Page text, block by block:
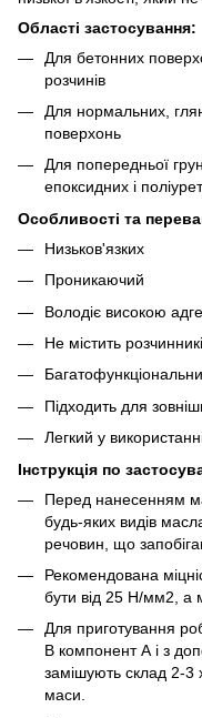
Області застосування:
Для бетонних
розчинів
Для нормальних,
поверхонь
Для попередньої
епоксидних і
Особливості та
Низьков'язких
Проникаючий
Володіє високою
Не містить
Підходить для
Легкий у
Інструкція по
Перед нанесенням
будь-яких видів
речовин, що
Рекомендована
бути від 25 Н/мм2, а
Для приготування
B компонент А і з
замішують склад 2-3
маси.